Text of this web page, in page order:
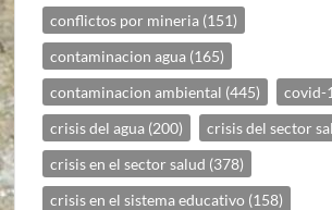
conflictos por mineria (151)
contaminacion agua (165)
contaminacion ambiental (445) covid-
crisis del agua (200) crisis del sector
crisis en el sector salud (378)
crisis en el sistema educativo (158)